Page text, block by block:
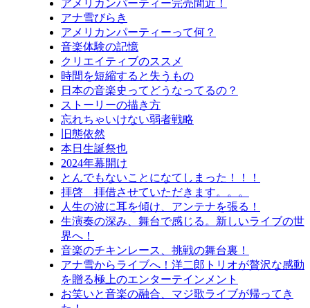
アメリカンパーティー完売間近！
アナ雪びらき
アメリカンパーティーって何？
音楽体験の記憶
クリエイティブのススメ
時間を短縮すると失うもの
日本の音楽史ってどうなってるの？
ストーリーの描き方
忘れちゃいけない弱者戦略
旧態依然
本日生誕祭也
2024年幕開け
とんでもないことになてしまった！！！
拝啓 拝借させていただきます。。。
人生の波に耳を傾け、アンテナを張る！
生演奏の深み、舞台で感じる。新しいライブの世
界へ！
音楽のチキンレース、挑戦の舞台裏！
アナ雪からライブへ！洋二郎トリオが贅沢な感動
を贈る極上のエンターテインメント
お笑いと音楽の融合、マジ歌ライブが帰ってき